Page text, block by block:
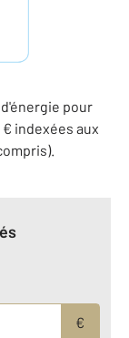
pour
€ indexées aux
€